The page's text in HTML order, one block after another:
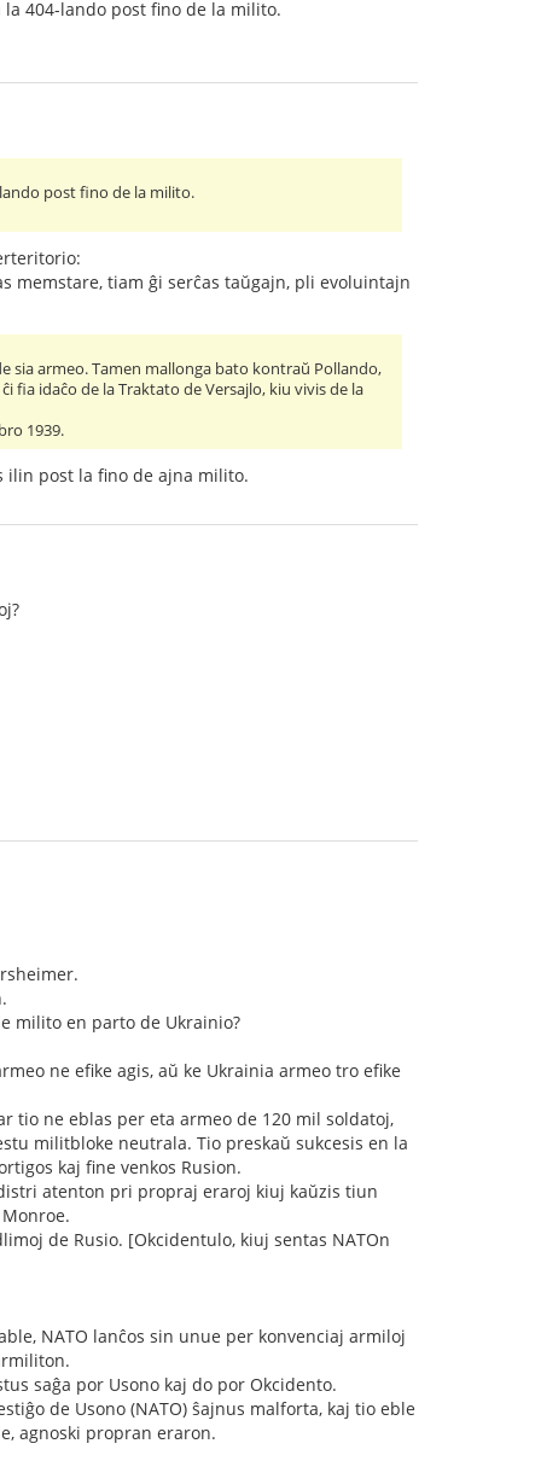
404-lando post fino de la milito.
post fino de la milito.
memstare, tiam ĝi serĉas taŭgajn, pli evoluintajn
sia armeo. Tamen mallonga bato kontraŭ Pollando,
fia idaĉo de la Traktato de Versajlo, kiu vivis de la
1939.
ilin post la fino de ajna milito.
milito en parto de Ukrainio?
ne efike agis, aŭ ke Ukrainia armeo tro efike
tio ne eblas per eta armeo de 120 mil soldatoj,
militbloke neutrala. Tio preskaŭ sukcesis en la
kaj fine venkos Rusion.
atenton pri propraj eraroj kiuj kaŭzis tiun
de Rusio. [Okcidentulo, kiuj sentas NATOn
NATO lanĉos sin unue per konvenciaj armiloj
saĝa por Usono kaj do por Okcidento.
de Usono (NATO) ŝajnus malforta, kaj tio eble
agnoski propran eraron.